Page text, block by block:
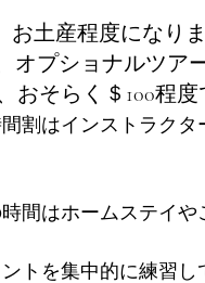
土産程度になりま
オプショナルツア
おそらく＄100程度
割はインストラクタ
間はホームステイや
トを集中的に練習し